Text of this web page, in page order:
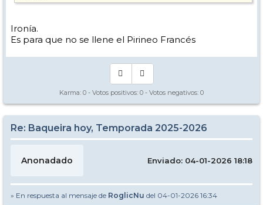
Ironía.
Es para que no se llene el Pirineo Francés
Karma: 0 - Votos positivos: 0 - Votos negativos: 0
Re: Baqueira hoy, Temporada 2025-2026
Anonadado Enviado: 04-01-2026 18:18
» En respuesta al mensaje de RoglicNu del 04-01-2026 16:34